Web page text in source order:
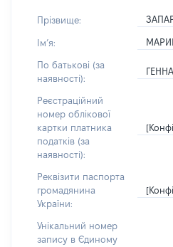
Прізвище:
Імʼя:
По батькові (за
наявності):
Реєстраційний
номер облікової
картки платника
податків (за
наявності):
Реквізити паспорта
громадянина
України:
Унікальний номер
запису в Єдиному